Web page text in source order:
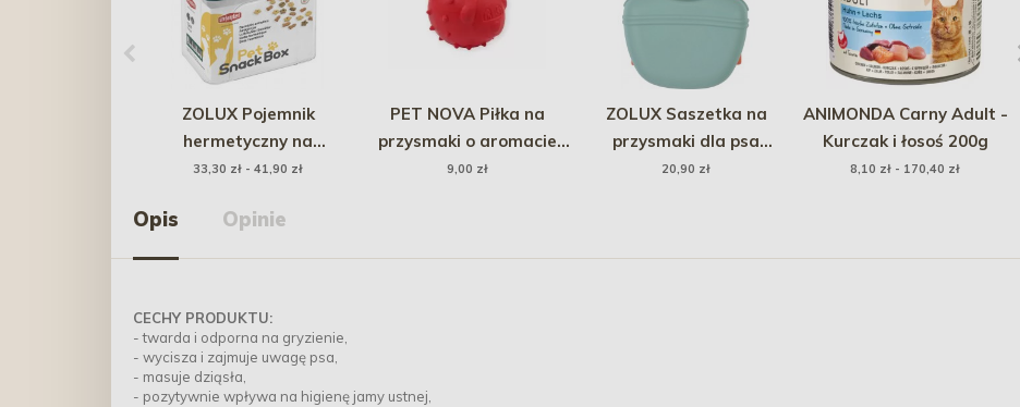
ZOLUX Pojemnik
hermetyczny na
przysmaki - zielony
33,30 zł - 41,90 zł
PET NOVA Piłka na
przysmaki o aromacie
mięty 6,5cm - czerwona
9,00 zł
ZOLUX Saszetka na
przysmaki dla psa
silikonowa na magnes
20,90 zł
ANIMONDA Carny Adult -
Kurczak i łosoś 200g
8,10 zł - 170,40 zł
Opis Opinie
CECHY PRODUKTU:
- twarda i odporna na gryzienie,
- wycisza i zajmuje uwagę psa,
- masuje dziąsła,
- pozytywnie wpływa na higienę jamy ustnej,